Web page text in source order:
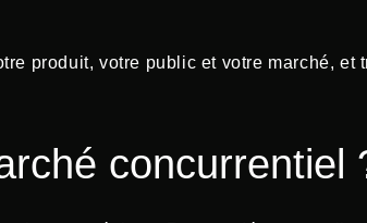
produit, votre public et votre marché, et
concurrentiel